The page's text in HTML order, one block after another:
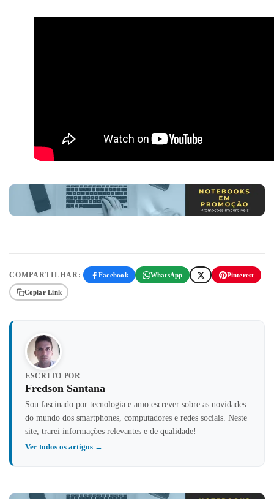
COMPARTILHAR: Facebook WhatsApp Pinterest
Copiar Link
ESCRITO POR
Fredson Santana
Sou fascinado por tecnologia e amo escrever sobre as novidades
do mundo dos smartphones, computadores e redes sociais. Neste
site, trarei informações relevantes e de qualidade!
Ver todos os artigos →